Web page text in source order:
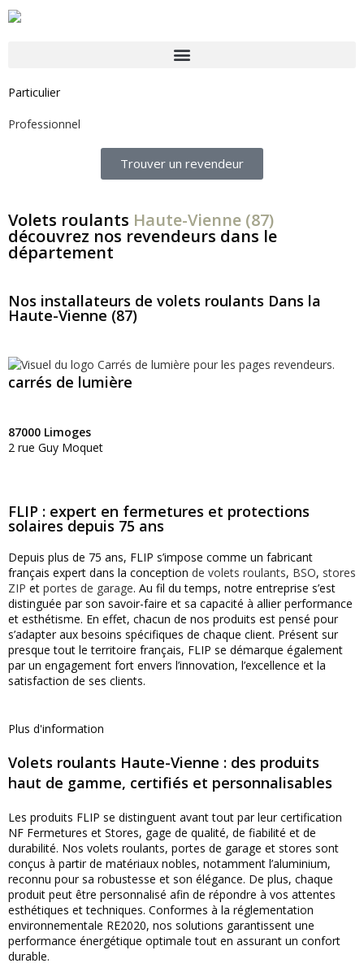
Particulier
Professionnel
Trouver un revendeur
Volets roulants Haute-Vienne (87)
découvrez nos revendeurs dans le
département
Nos installateurs de volets roulants Dans la
Haute-Vienne (87)
carrés de lumière
87000 Limoges
2 rue Guy Moquet
FLIP : expert en fermetures et protections
solaires depuis 75 ans
Depuis plus de 75 ans, FLIP s’impose comme un fabricant
français expert dans la conception de volets roulants, BSO, stores
ZIP et portes de garage. Au fil du temps, notre entreprise s’est
distinguée par son savoir-faire et sa capacité à allier performance
et esthétisme. En effet, chacun de nos produits est pensé pour
s’adapter aux besoins spécifiques de chaque client. Présent sur
presque tout le territoire français, FLIP se démarque également
par un engagement fort envers l’innovation, l’excellence et la
satisfaction de ses clients.
Plus d'information
Volets roulants Haute-Vienne : des produits
haut de gamme, certifiés et personnalisables
Les produits FLIP se distinguent avant tout par leur certification
NF Fermetures et Stores, gage de qualité, de fiabilité et de
durabilité. Nos volets roulants, portes de garage et stores sont
conçus à partir de matériaux nobles, notamment l’aluminium,
reconnu pour sa robustesse et son élégance. De plus, chaque
produit peut être personnalisé afin de répondre à vos attentes
esthétiques et techniques. Conformes à la réglementation
environnementale RE2020, nos solutions garantissent une
performance énergétique optimale tout en assurant un confort
durable.